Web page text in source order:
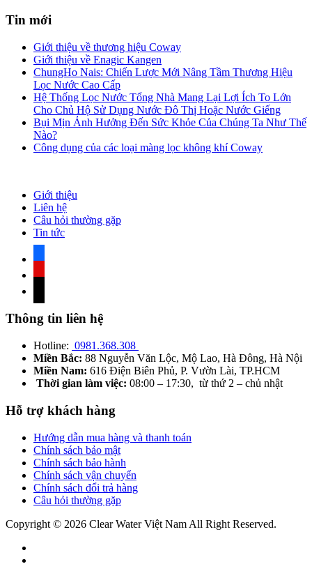
Tin mới
Giới thiệu về thương hiệu Coway
Giới thiệu về Enagic Kangen
ChungHo Nais: Chiến Lược Mới Nâng Tầm Thương Hiệu
Lọc Nước Cao Cấp
Hệ Thống Lọc Nước Tổng Nhà Mang Lại Lợi Ích To Lớn
Cho Chủ Hộ Sử Dụng Nước Đô Thị Hoặc Nước Giếng
Bụi Mịn Ảnh Hưởng Đến Sức Khỏe Của Chúng Ta Như Thế
Nào?
Công dụng của các loại màng lọc không khí Coway
Giới thiệu
Liên hệ
Câu hỏi thường gặp
Tin tức
Thông tin liên hệ
Hotline: 0981.368.308
Miền Bắc: 88 Nguyễn Văn Lộc, Mộ Lao, Hà Đông, Hà Nội
Miền Nam: 616 Điện Biên Phủ, P. Vườn Lài, TP.HCM
Thời gian làm việc: 08:00 – 17:30, từ thứ 2 – chủ nhật
Hỗ trợ khách hàng
Hướng dẫn mua hàng và thanh toán
Chính sách bảo mật
Chính sách bảo hành
Chính sách vận chuyển
Chính sách đổi trả hàng
Câu hỏi thường gặp
Copyright © 2026 Clear Water Việt Nam All Right Reserved.